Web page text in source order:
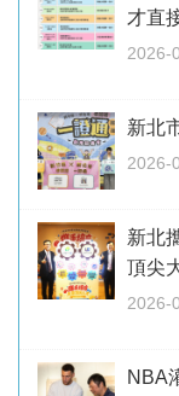
才直
2026-
新北
2026-
新北
頂尖
2026-
NBA